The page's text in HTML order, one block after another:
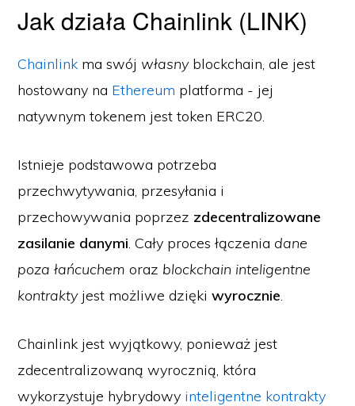
Jak działa Chainlink (LINK)
Chainlink ma swój własnyblockchain, ale jest
hostowany na Ethereum platforma - jej
natywnym tokenem jest token ERC20.
Istnieje podstawowa potrzeba
przechwytywania, przesyłania i
przechowywania poprzez zdecentralizowane
zasilanie danymi. Cały proces łączenia dane
poza łańcuchem oraz blockchain inteligentne
kontraktyjest możliwe dzięki wyrocznie.
Chainlink jest wyjątkowy, ponieważ jest
zdecentralizowaną wyrocznią, która
wykorzystuje hybrydowy inteligentne kontrakty